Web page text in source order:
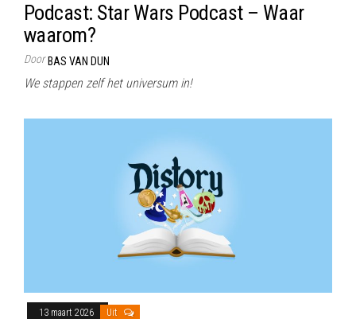
Podcast: Star Wars Podcast – Waar
waarom?
Door BAS VAN DUN
We stappen zelf het universum in!
13 maart 2026 Uit